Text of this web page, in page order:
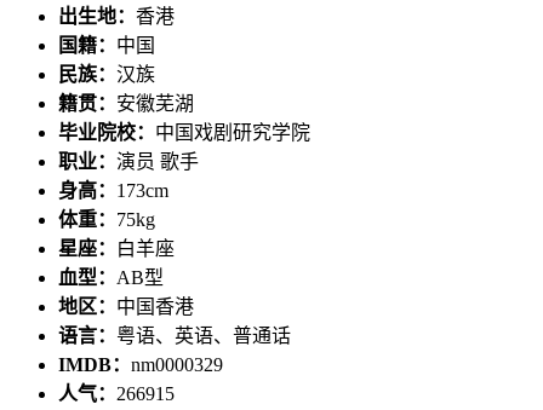
出生地： 香港
国籍： 中国
民族： 汉族
籍贯： 安徽芜湖
毕业院校： 中国戏剧研究学院
职业： 演员 歌手
身高： 173cm
体重： 75kg
星座：
白羊座
血型： AB型
地区： 中国香港
语言： 粤语、英语、普通话
IMDB： nm0000329
人气： 266915